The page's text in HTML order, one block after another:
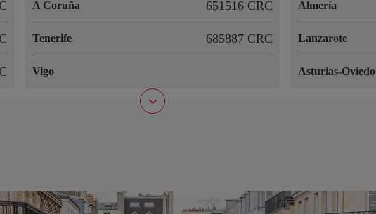
A Coruña 651516 CRC
Tenerife 685887 CRC
Vigo
Almería
Lanzarote
Asturias-Oviedo